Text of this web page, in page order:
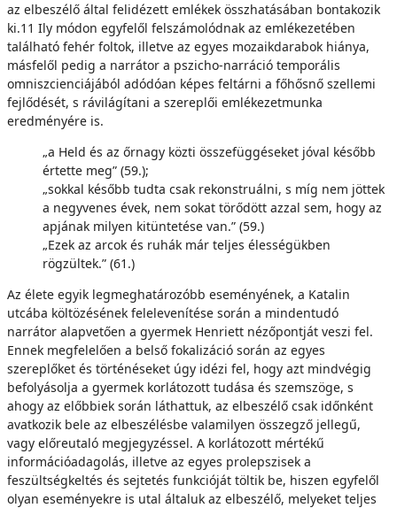
az elbeszélő által felidézett emlékek összhatásában bontakozik
ki.11 Ily módon egyfelől felszámolódnak az emlékezetében
található fehér foltok, illetve az egyes mozaikdarabok hiánya,
másfelől pedig a narrátor a pszicho-narráció temporális
omniszcienciájából adódóan képes feltárni a főhősnő szellemi
fejlődését, s rávilágítani a szereplői emlékezetmunka
eredményére is.
„a Held és az őrnagy közti összefüggéseket jóval később
értette meg” (59.);
„sokkal később tudta csak rekonstruálni, s míg nem jöttek
a negyvenes évek, nem sokat törődött azzal sem, hogy az
apjának milyen kitüntetése van.” (59.)
„Ezek az arcok és ruhák már teljes élességükben
rögzültek.” (61.)
Az élete egyik legmeghatározóbb eseményének, a Katalin
utcába költözésének felelevenítése során a mindentudó
narrátor alapvetően a gyermek Henriett nézőpontját veszi fel.
Ennek megfelelően a belső fokalizáció során az egyes
szereplőket és történéseket úgy idézi fel, hogy azt mindvégig
befolyásolja a gyermek korlátozott tudása és szemszöge, s
ahogy az előbbiek során láthattuk, az elbeszélő csak időnként
avatkozik bele az elbeszélésbe valamilyen összegző jellegű,
vagy előreutaló megjegyzéssel. A korlátozott mértékű
információadagolás, illetve az egyes prolepszisek a
feszültségkeltés és sejtetés funkcióját töltik be, hiszen egyfelől
olyan eseményekre is utal általuk az elbeszélő, melyeket teljes